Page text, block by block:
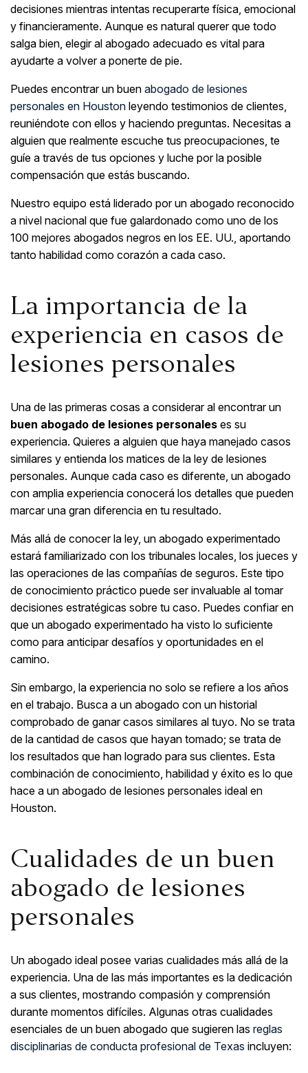
decisiones mientras intentas recuperarte física, emocional
y financieramente. Aunque es natural querer que todo
salga bien, elegir al abogado adecuado es vital para
ayudarte a volver a ponerte de pie.
Puedes encontrar un buen abogado de lesiones
personales en Houston leyendo testimonios de clientes,
reuniéndote con ellos y haciendo preguntas. Necesitas a
alguien que realmente escuche tus preocupaciones, te
guíe a través de tus opciones y luche por la posible
compensación que estás buscando.
Nuestro equipo está liderado por un abogado reconocido
a nivel nacional que fue galardonado como uno de los
100 mejores abogados negros en los EE. UU., aportando
tanto habilidad como corazón a cada caso.
La importancia de la
experiencia en casos de
lesiones personales
Una de las primeras cosas a considerar al encontrar un
buen abogado de lesiones personales es su
experiencia. Quieres a alguien que haya manejado casos
similares y entienda los matices de la ley de lesiones
personales. Aunque cada caso es diferente, un abogado
con amplia experiencia conocerá los detalles que pueden
marcar una gran diferencia en tu resultado.
Más allá de conocer la ley, un abogado experimentado
estará familiarizado con los tribunales locales, los jueces y
las operaciones de las compañías de seguros. Este tipo
de conocimiento práctico puede ser invaluable al tomar
decisiones estratégicas sobre tu caso. Puedes confiar en
que un abogado experimentado ha visto lo suficiente
como para anticipar desafíos y oportunidades en el
camino.
Sin embargo, la experiencia no solo se refiere a los años
en el trabajo. Busca a un abogado con un historial
comprobado de ganar casos similares al tuyo. No se trata
de la cantidad de casos que hayan tomado; se trata de
los resultados que han logrado para sus clientes. Esta
combinación de conocimiento, habilidad y éxito es lo que
hace a un abogado de lesiones personales ideal en
Houston.
Cualidades de un buen
abogado de lesiones
personales
Un abogado ideal posee varias cualidades más allá de la
experiencia. Una de las más importantes es la dedicación
a sus clientes, mostrando compasión y comprensión
durante momentos difíciles. Algunas otras cualidades
esenciales de un buen abogado que sugieren las reglas
disciplinarias de conducta profesional de Texas incluyen: